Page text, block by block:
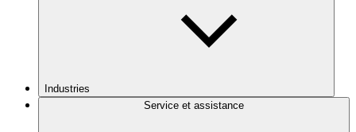
Industries
Service et assistance